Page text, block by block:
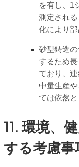
を有し、1
測定され
化により
砂型鋳造
するため
ており、
中量生産
ては依然
11. 環境、
する考慮事